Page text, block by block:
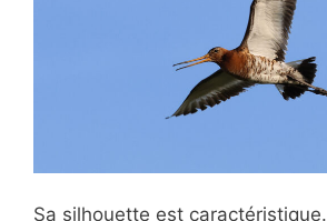
Sa silhouette est caractéristique.